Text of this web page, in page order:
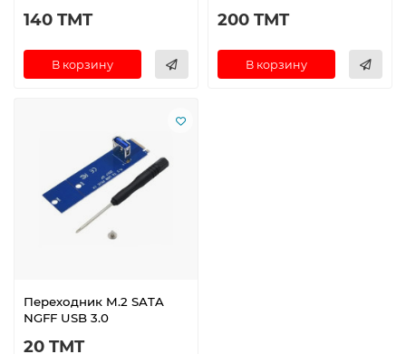
140 TMT
В корзину
200 TMT
В корзину
Переходник M.2 SATA
NGFF USB 3.0
20 TMT